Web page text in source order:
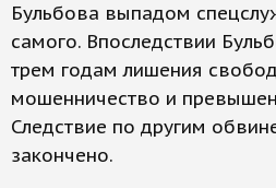
Бульбова выпадом
самого. Впоследствии
трем годам лишения
мошенничество и
Следствие по другим
закончено.